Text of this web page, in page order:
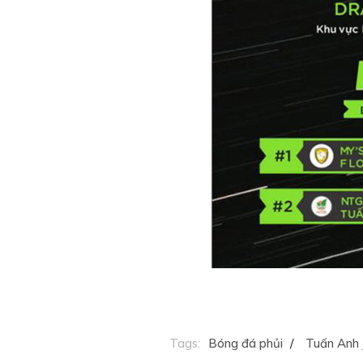
Tags: Bóng đá phủi / Tuấn Anh